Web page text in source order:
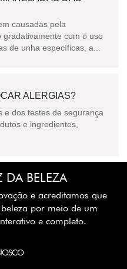
causadas pela
gradativamente com o uso
de unha específicas, a...
ALERGIAS?
e dos testes de segurança
e ingredientes,
DA BELEZA
e acreditamos que
por meio de um
e completo.